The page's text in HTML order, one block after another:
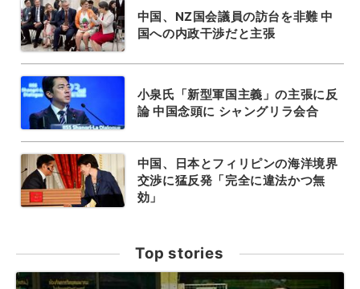
中国、NZ国会議員の訪台を非難 中
国への内政干渉だと主張
小泉氏「新型軍国主義」の主張に反
論 中国念頭に シャングリラ会合
中国、日本とフィリピンの海洋境界
交渉に猛反発「完全に違法かつ無
効」
Top stories